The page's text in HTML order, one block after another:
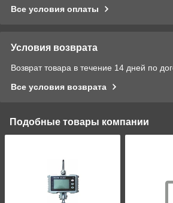
Все условия оплаты
Условия возврата
Возврат товара в течение 14 дней по
Все условия возврата
Подобные товары компании